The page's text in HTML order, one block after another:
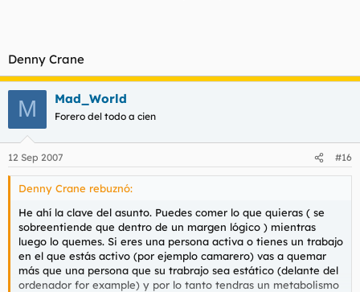
Denny Crane
M Mad_World
Forero del todo a cien
12 Sep 2007 #16
Denny Crane rebuznó:
He ahí la clave del asunto. Puedes comer lo que quieras ( se
sobreentiende que dentro de un margen lógico ) mientras
luego lo quemes. Si eres una persona activa o tienes un trabajo
en el que estás activo (por ejemplo camarero) vas a quemar
más que una persona que su trabrajo sea estático (delante del
ordenador for example) y por lo tanto tendras un metabolismo